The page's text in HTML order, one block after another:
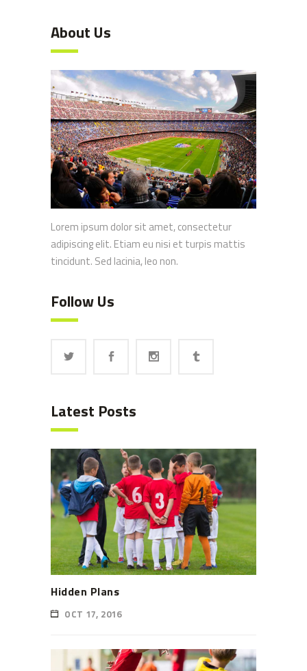
About Us
Lorem ipsum dolor sit amet, consectetur
adipiscing elit. Etiam eu nisi et turpis mattis
tincidunt. Sed lacinia, leo non.
Follow Us
Latest Posts
Hidden Plans
OCT 17, 2016